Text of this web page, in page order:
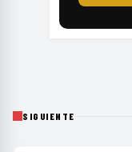
SIGUIENTE